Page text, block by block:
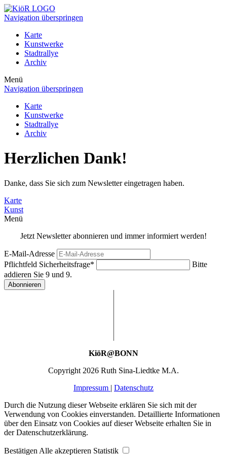
Navigation überspringen
Karte
Kunstwerke
Stadtrallye
Archiv
Menü
Navigation überspringen
Karte
Kunstwerke
Stadtrallye
Archiv
Herzlichen Dank!
Danke, dass Sie sich zum Newsletter eingetragen haben.
Karte
Kunst
Menü
Jetzt Newsletter abonnieren und immer informiert werden!
E-Mail-Adresse
Pflichtfeld Sicherheitsfrage*
Bitte
addieren Sie 9 und 9.
Abonnieren
KiöR@BONN
Copyright 2026 Ruth Sina-Liedtke M.A.
Impressum | Datenschutz
Durch die Nutzung dieser Webseite erklären Sie sich mit der
Verwendung von Cookies einverstanden. Detaillierte Informationen
über den Einsatz von Cookies auf dieser Webseite erhalten Sie in
der Datenschutzerklärung.
Bestätigen Alle akzeptieren Statistik